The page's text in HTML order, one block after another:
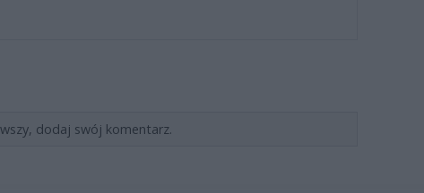
dodaj swój komentarz.